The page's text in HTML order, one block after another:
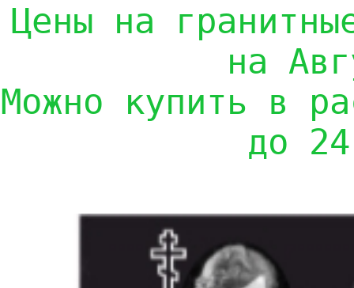
Цены на
на
Можно купить в
до